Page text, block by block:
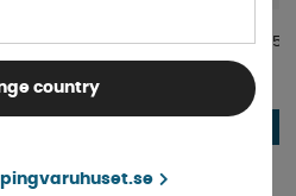
Påskjutsdämpare Alko 150
country